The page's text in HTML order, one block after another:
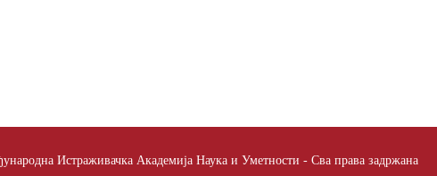
Истраживачка Академија Наука и Уметности - Сва права задржана